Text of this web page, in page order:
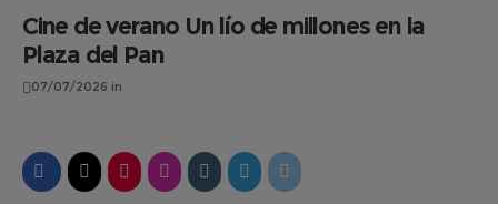
Cine de verano Un lío de millones en la
Plaza del Pan
07/07/2026 in